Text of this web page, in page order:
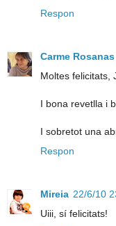
Respon
Carme Rosanas
Moltes felicitats,
I bona revetlla i
I sobretot una
Respon
Mireia 22/6/10
Uiii, sí felicitats!